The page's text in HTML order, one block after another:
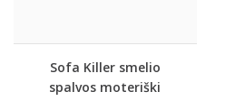
Sofa Killer smelio
spalvos moteriški